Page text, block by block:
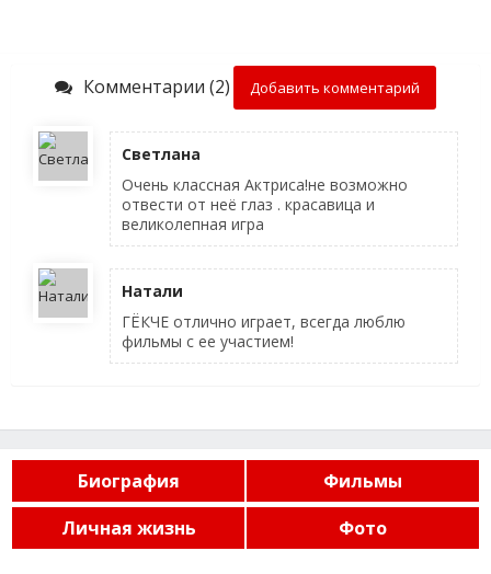
Комментарии (2) Добавить комментарий
Светлана
Очень классная Актриса!не возможно
отвести от неё глаз . красавица и
великолепная игра
Натали
ГЁКЧЕ отлично играет, всегда люблю
фильмы с ее участием!
Биография
Фильмы
Личная жизнь
Фото